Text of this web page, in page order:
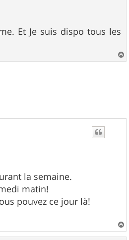
Et Je suis dispo tous les
a
la semaine.
matin!
pouvez ce jour là!
a